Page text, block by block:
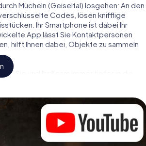
Mücheln (Geiseltal) losgehen: An den
Codes, lösen knifflige
Ihr Smartphone ist dabei Ihr
App lässt Sie Kontaktpersonen
hilft Ihnen dabei, Objekte zu sammeln
Sie und Ihr Team immer tiefer in die